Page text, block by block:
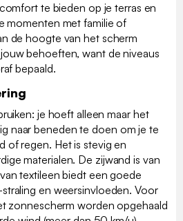
te bieden op je terras en
momenten met familie of
de hoogte van het scherm
behoeften, want de niveaus
bepaald.
je hoeft alleen maar het
naar beneden te doen om je te
of regen. Het is stevig en
materialen. De zijwand is van
textileen biedt een goede
en weersinvloeden. Voor
zonnescherm worden opgehaald